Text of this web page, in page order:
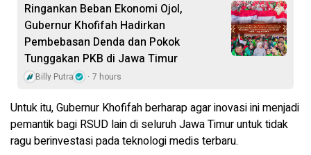
Ringankan Beban Ekonomi Ojol,
Gubernur Khofifah Hadirkan
Pembebasan Denda dan Pokok
Tunggakan PKB di Jawa Timur
Billy Putra 7 hours
Untuk itu, Gubernur Khofifah berharap agar inovasi ini menjadi
pemantik bagi RSUD lain di seluruh Jawa Timur untuk tidak
ragu berinvestasi pada teknologi medis terbaru.